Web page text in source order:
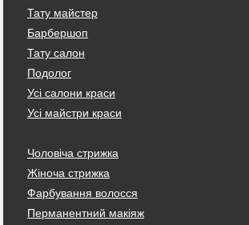
Тату майстер
Барбершоп
Тату салон
Подолог
Усі салони краси
Усі майстри краси
Чоловіча стрижка
Жіноча стрижка
Фарбування волосся
Перманентний макіяж